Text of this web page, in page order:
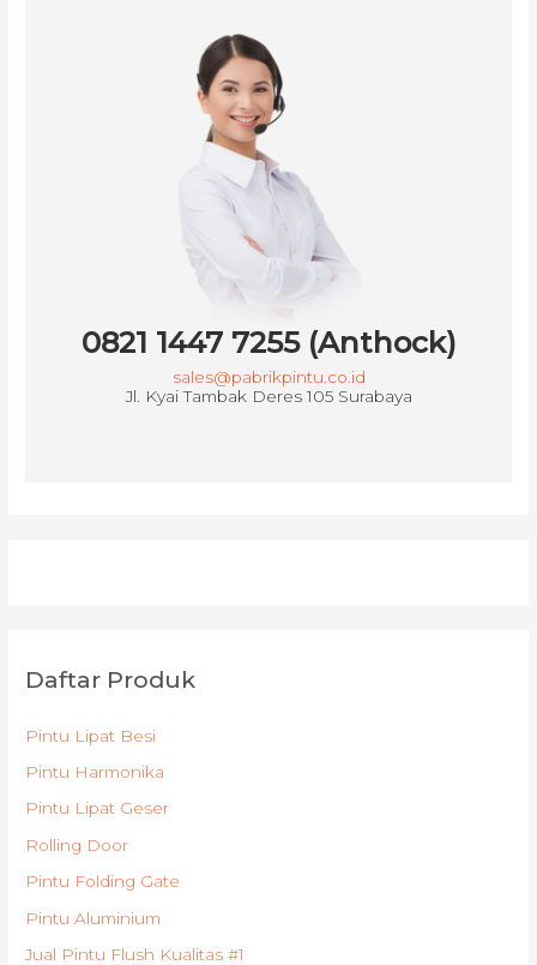
0821 1447 7255 (Anthock)
sales@pabrikpintu.co.id
Jl. Kyai Tambak Deres 105 Surabaya
Daftar Produk
Pintu Lipat Besi
Pintu Harmonika
Pintu Lipat Geser
Rolling Door
Pintu Folding Gate
Pintu Aluminium
Jual Pintu Flush Kualitas #1